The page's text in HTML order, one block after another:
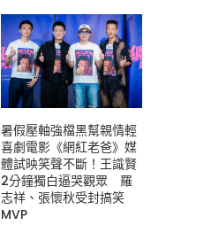
暑假壓軸強檔黑幫親情輕
喜劇電影《網紅老爸》媒
體試映笑聲不斷！王識賢
2分鐘獨白逼哭觀眾 羅
志祥、張懷秋受封搞笑
MVP